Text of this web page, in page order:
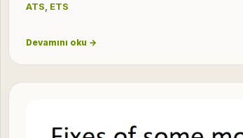
ATS ETS
Devamını oku →